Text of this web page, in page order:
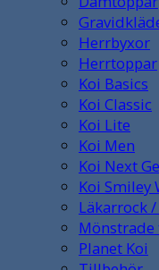
Herrbyxor
Herrtoppar
Koi Basics
Koi Classic
Koi Lite
Koi Men
Koi Next
Koi Smiley
Läkarrock
Planet Koi